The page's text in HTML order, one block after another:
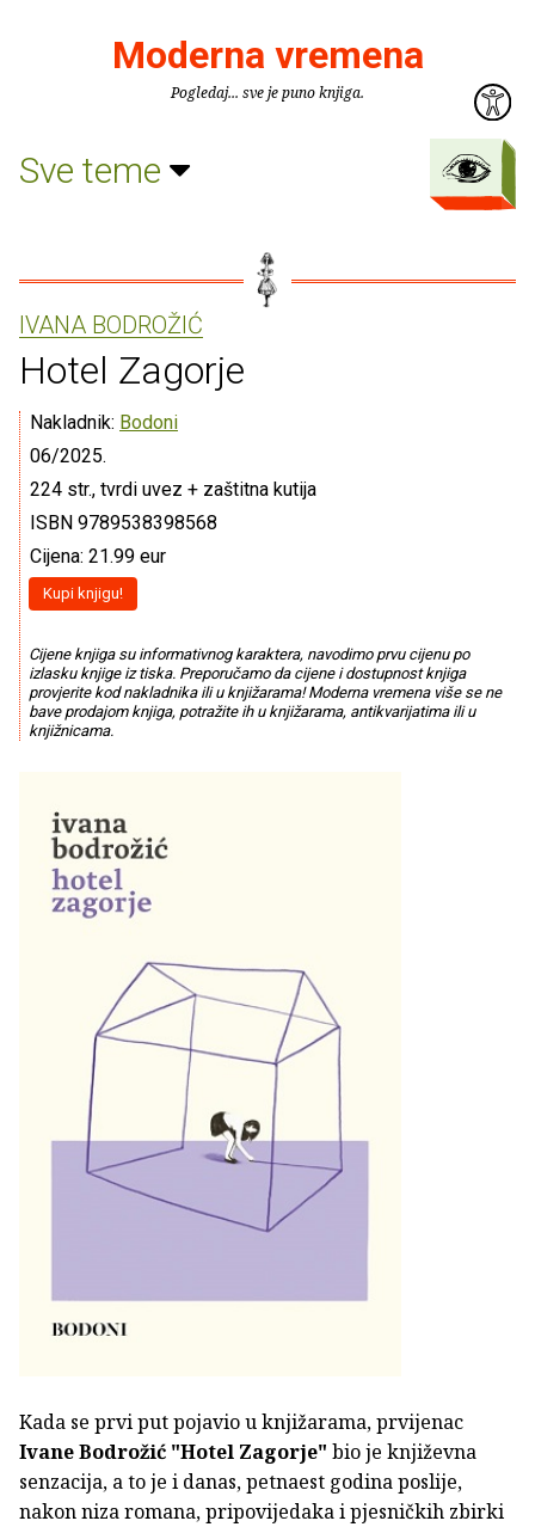
Moderna vremena
Pogledaj... sve je puno knjiga.
Sve teme
IVANA BODROŽIĆ
Hotel Zagorje
Nakladnik: Bodoni
06/2025.
224 str., tvrdi uvez + zaštitna kutija
ISBN 9789538398568
Cijena: 21.99 eur
Kupi knjigu!
Cijene knjiga su informativnog karaktera, navodimo prvu cijenu po
izlasku knjige iz tiska. Preporučamo da cijene i dostupnost knjiga
provjerite kod nakladnika ili u knjižarama! Moderna vremena više se ne
bave prodajom knjiga, potražite ih u knjižarama, antikvarijatima ili u
knjižnicama.
Kada se prvi put pojavio u knjižarama, prvijenac
Ivane Bodrožić "Hotel Zagorje" bio je književna
senzacija, a to je i danas, petnaest godina poslije,
nakon niza romana, pripovijedaka i pjesničkih zbirki